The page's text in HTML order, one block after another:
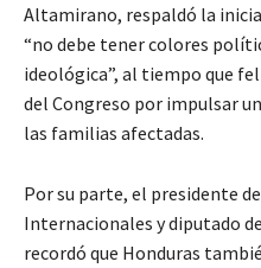
Altamirano, respaldó la
“no debe tener colores
ideológica”, al tiempo que
del Congreso por impulsar
las familias afectadas.
Por su parte, el presidente
Internacionales y diputado
recordó que Honduras